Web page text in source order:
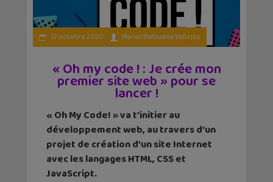
17 octobre 2020 Mariel Balbuena Vallejos
« Oh my code ! : Je crée mon
premier site web » pour se
lancer !
« Oh My Code! » va t’initier au
développement web, au travers d’un
projet de création d’un site Internet
avec les langages HTML, CSS et
JavaScript.